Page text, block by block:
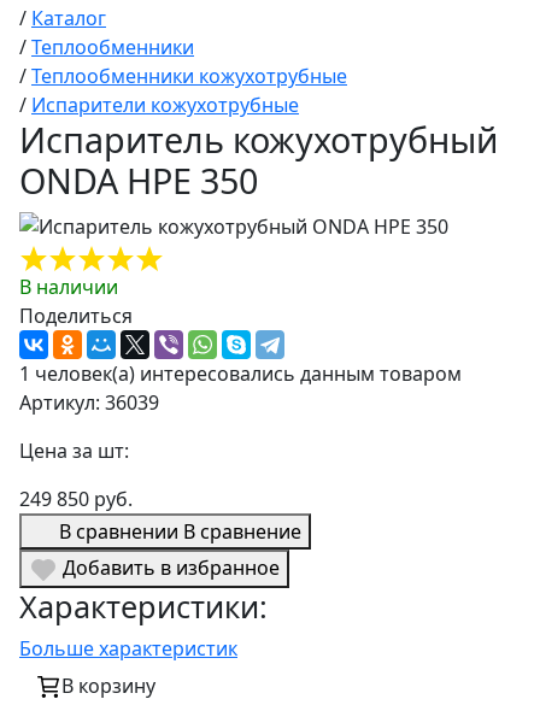
/ Каталог
/Теплообменники
/Теплообменники кожухотрубные
/ Испарители кожухотрубные
Испаритель кожухотрубный
ONDA HPE 350
В наличии
Поделиться
1 человек(а) интересовались данным товаром
Артикул: 36039
Цена за шт:
249 850 руб.
В сравнении В сравнение
Добавить в избранное
Характеристики:
Больше характеристик
В корзину